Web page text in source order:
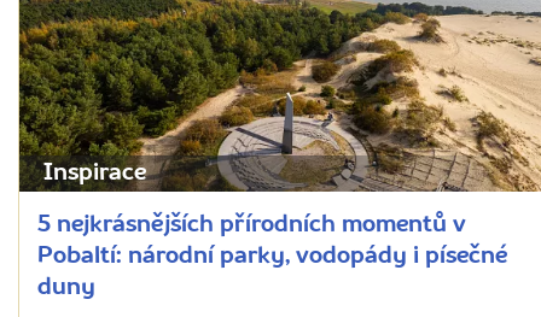
Inspirace
5 nejkrásnějších přírodních momentů v
Pobaltí: národní parky, vodopády i písečné
duny